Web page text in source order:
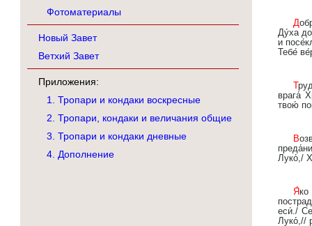
Фотоматериалы
Новый Завет
Ветхий Завет
Приложения:
1. Тропари и кондаки воскресные
2. Тропари, кондаки и величания общие
3. Тропари и кондаки дневные
4. Дополнение
Доброде́тель благоприя́тно, му́ченице, пости́гла еси́,/ Христо́во прия́телище бы́вши чи́стое/ и Свята́го
Ду́ха
и
Тебе́
Труда́ми живо́т нетру́дный дости́гла еси́,/ кро́вию же Копрони́ма удави́ла еси́, му́ченице,/ скве́рнаго
врага́
твою́
Возвести́телю пути́ спаси́тельнаго,/ испове́дниче непоколеби́мый,/ и́стинный храни́телю оте́ческих
Луко́,/
Я́ко звезда́ всесве́тлая,/ в нощи́ безбо́жия доброде́тельми просия́л еси́/ и, от гони́телей мно́го
еси́./
Луко́,//